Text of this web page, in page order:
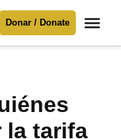
Donar / Donate
la tarifa